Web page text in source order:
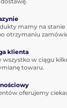
mamy na stanie
otrzymaniu
klienta
wszystko w ciągu
towaru.
oferujemy